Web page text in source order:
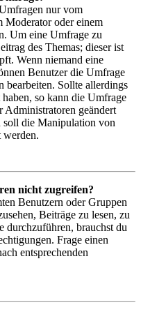
nur vom
Moderator oder einem
Um eine Umfrage zu
des Themas; dieser ist
Wenn niemand eine
Benutzer die Umfrage
bearbeiten. Sollte allerdings
so kann die Umfrage
Administratoren geändert
soll die Manipulation von
werden.
nicht zugreifen?
Benutzern oder Gruppen
Beiträge zu lesen, zu
durchzuführen, brauchst du
Frage einen
entsprechenden